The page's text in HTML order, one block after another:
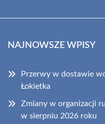
NAJNOWSZE WPISY
Przerwy w dostawie
Łokietka
Zmiany w organizacji
w sierpniu 2026 roku